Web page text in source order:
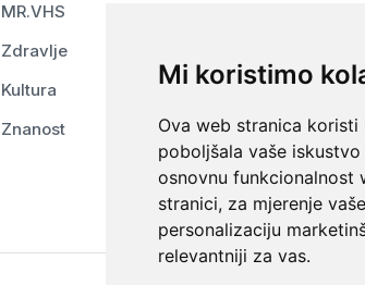
Mi koristimo
Ova web stranica
poboljšala vaše
osnovnu funkcionalnost
stranici, za mjerenje
personalizaciju
relevantniji za vas.
MR.VHS
Zdravlje
Kultura
Znanost